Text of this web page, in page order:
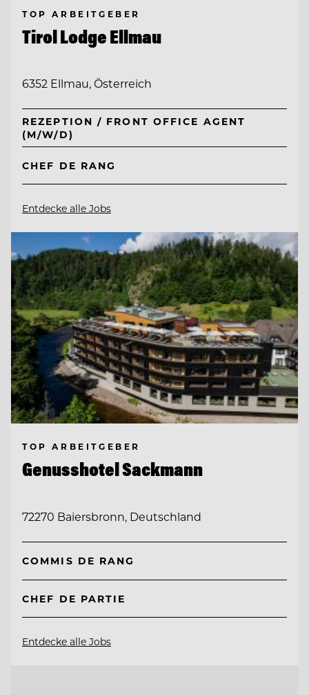
TOP ARBEITGEBER
Tirol Lodge Ellmau
6352 Ellmau, Österreich
REZEPTION / FRONT OFFICE AGENT
(M/W/D)
CHEF DE RANG
Entdecke alle Jobs
TOP ARBEITGEBER
Genusshotel Sackmann
72270 Baiersbronn, Deutschland
COMMIS DE RANG
CHEF DE PARTIE
Entdecke alle Jobs